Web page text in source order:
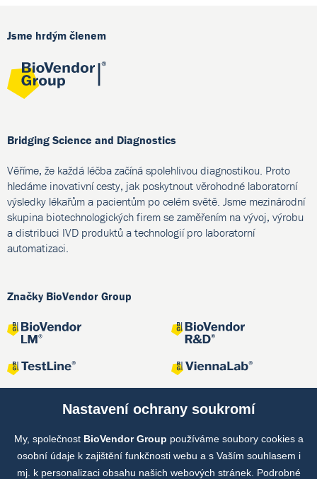
Jsme hrdým členem
Bridging Science and Diagnostics
Věříme, že každá léčba začíná spolehlivou diagnostikou. Proto
hledáme inovativní cesty, jak poskytnout věrohodné laboratorní
výsledky lékařům a pacientům po celém světě. Jsme mezinárodní
skupina biotechnologických firem se zaměřením na vývoj, výrobu
a distribuci IVD produktů a technologií pro laboratorní
automatizaci.
Značky BioVendor Group
Společné projekty
Nastavení ochrany soukromí
My, společnost BioVendor Group používáme soubory cookies a
osobní údaje k zajištění funkčnosti webu a s Vaším souhlasem i
mj. k personalizaci obsahu našich webových stránek. Podrobné